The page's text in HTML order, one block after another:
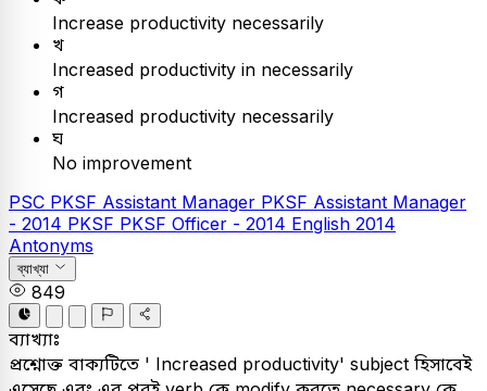
Increase productivity necessarily
খ
Increased productivity in necessarily
গ
Increased productivity necessarily
ঘ
No improvement
PSC PKSF Assistant Manager PKSF Assistant Manager
- 2014 PKSF PKSF Officer - 2014 English 2014
Antonyms
ব্যাখ্যা
849
ব্যাখ্যাঃ
প্রশ্নোক্ত বাক্যটিতে ' Increased productivity' subject হিসাবেই